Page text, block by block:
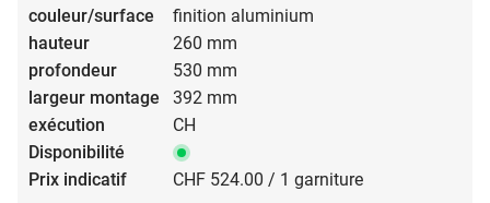
finition aluminium
260 mm
530 mm
392 mm
CH
CHF 524.00 / 1 garniture